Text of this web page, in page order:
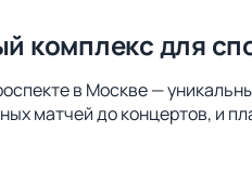
комплекс для
в Москве —
матчей до концертов, и